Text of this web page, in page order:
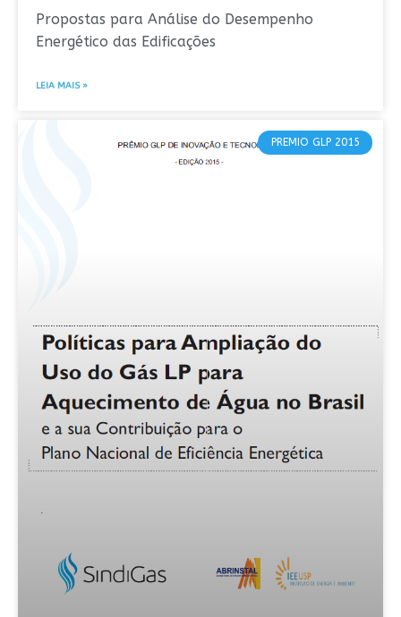
Propostas para Análise do Desempenho
Energético das Edificações
LEIA MAIS »
PREMIO GLP 2015